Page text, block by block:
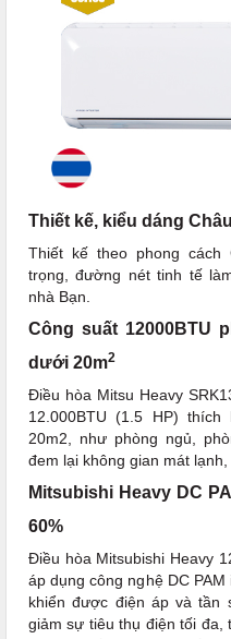
Thiết kế, kiểu dáng
Thiết kế theo phong cách
trọng, đường nét tinh tế
nhà Bạn.
Công suất 12000BTU
dưới 20m2
Điều hòa Mitsu Heavy
12.000BTU (1.5 HP)
20m2, như phòng ngủ,
đem lại không gian mát
Mitsubishi Heavy DC
60%
Điều hòa Mitsubishi Heavy
áp dụng công nghệ DC
khiển được điện áp và tần
giảm sự tiêu thụ điện tối đa,